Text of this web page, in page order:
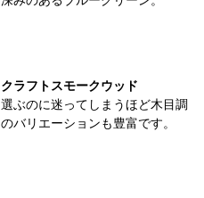
クラフトスモークウッド
選ぶのに迷ってしまうほど木目調
のバリエーションも豊富です。